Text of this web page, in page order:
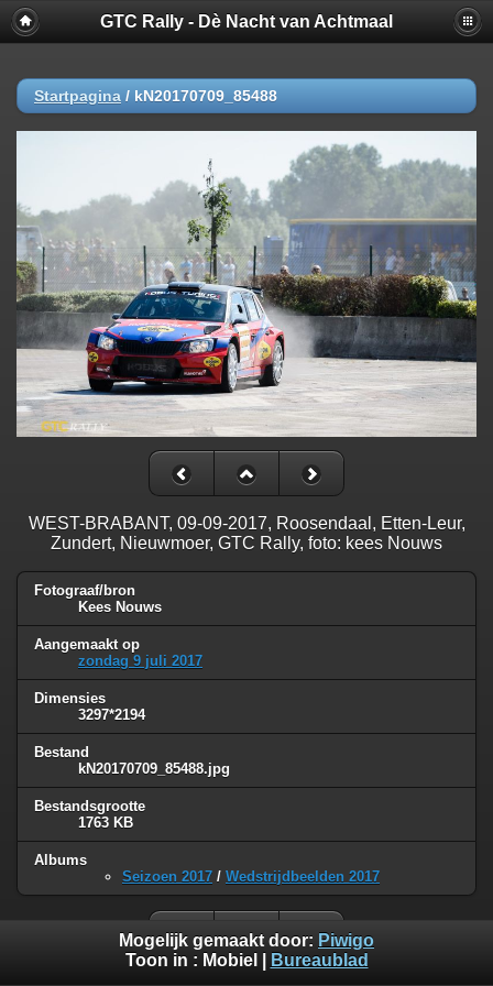
GTC Rally - Dè Nacht van Achtmaal
Startpagina / kN20170709_85488
WEST-BRABANT, 09-09-2017, Roosendaal, Etten-Leur,
Zundert, Nieuwmoer, GTC Rally, foto: kees Nouws
Fotograaf/bron
Kees Nouws
Aangemaakt op
zondag 9 juli 2017
Dimensies
3297*2194
Bestand
kN20170709_85488.jpg
Bestandsgrootte
1763 KB
Albums
Seizoen 2017 / Wedstrijdbeelden 2017
Mogelijk gemaakt door: Piwigo
Toon in : Mobiel Bureaublad